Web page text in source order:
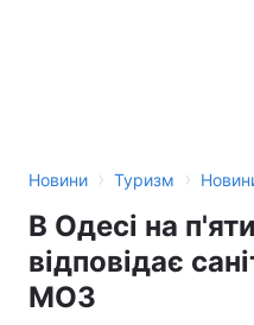
Новини › Туризм ›
В Одесі на
відповідає
МОЗ